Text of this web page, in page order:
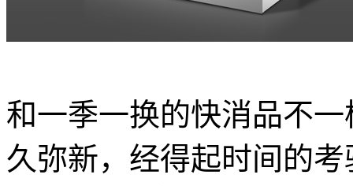
和一季一换的快消品不
久弥新，经得起时间的